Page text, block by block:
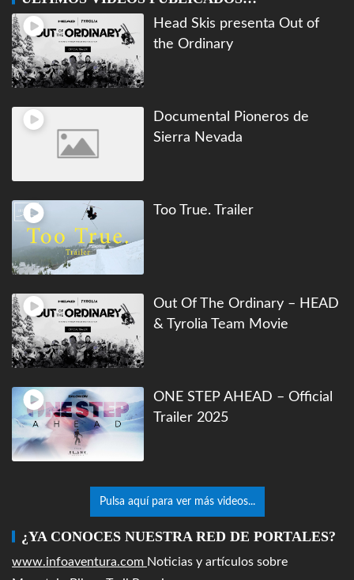
Head Skis presenta Out of
the Ordinary
Documental Pioneros de
Sierra Nevada
Too True. Trailer
Out Of The Ordinary – HEAD
& Tyrolia Team Movie
ONE STEP AHEAD – Official
Trailer 2025
Pulsa aquí para ver más videos...
¿YA CONOCES NUESTRA RED DE PORTALES?
www.infoaventura.com Noticias y artículos sobre